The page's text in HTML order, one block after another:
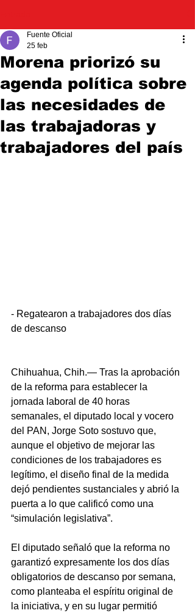
Morena priorizó su
agenda política sobre
las necesidades de
las trabajadoras y
trabajadores del país
Fuente Oficial
25 feb
- Regatearon a trabajadores dos días
de descanso
Chihuahua, Chih.— Tras la aprobación
de la reforma para establecer la
jornada laboral de 40 horas
semanales, el diputado local y vocero
del PAN, Jorge Soto sostuvo que,
aunque el objetivo de mejorar las
condiciones de los trabajadores es
legítimo, el diseño final de la medida
dejó pendientes sustanciales y abrió la
puerta a lo que calificó como una
“simulación legislativa”.
El diputado señaló que la reforma no
garantizó expresamente los dos días
obligatorios de descanso por semana,
como planteaba el espíritu original de
la iniciativa, y en su lugar permitió